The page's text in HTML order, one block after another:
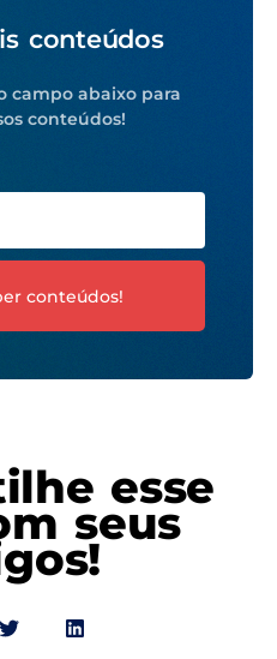
conteúdos
campo abaixo para
conteúdos!
conteúdos!
esse
seus